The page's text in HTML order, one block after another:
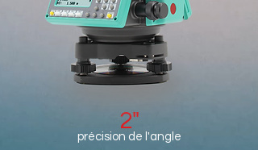
2"
précision de l'angle